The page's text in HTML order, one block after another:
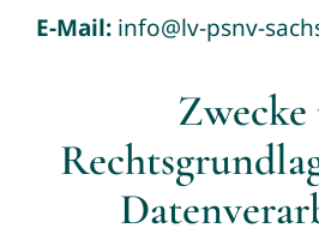
E-Mail:info@lv-psnv-